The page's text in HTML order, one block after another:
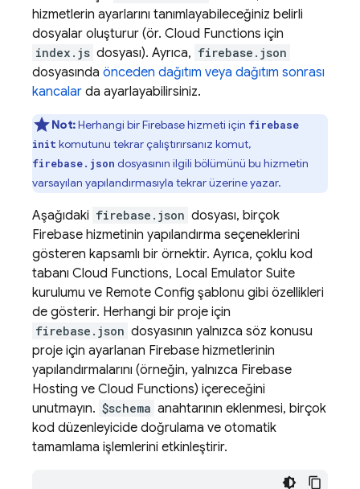
hizmetlerin ayarlarını tanımlayabileceğiniz belirli
dosyalar oluşturur (ör. Cloud Functions için
index.js dosyası). Ayrıca, firebase.json
dosyasında önceden dağıtım veya dağıtım sonrası
kancalar da ayarlayabilirsiniz.
Not:Herhangi bir Firebase hizmeti için firebase
init komutunu tekrar çalıştırırsanız komut,
firebase.json dosyasının ilgili bölümünü bu hizmetin
varsayılan yapılandırmasıyla tekrar üzerine yazar.
Aşağıdaki firebase.json dosyası, birçok
Firebase hizmetinin yapılandırma seçeneklerini
gösteren kapsamlı bir örnektir. Ayrıca, çoklu kod
tabanı Cloud Functions, Local Emulator Suite
kurulumu ve Remote Config şablonu gibi özellikleri
de gösterir. Herhangi bir proje için
firebase.json dosyasının yalnızca söz konusu
proje için ayarlanan Firebase hizmetlerinin
yapılandırmalarını (örneğin, yalnızca Firebase
Hosting ve Cloud Functions) içereceğini
unutmayın. $schema anahtarının eklenmesi, birçok
kod düzenleyicide doğrulama ve otomatik
tamamlama işlemlerini etkinleştirir.